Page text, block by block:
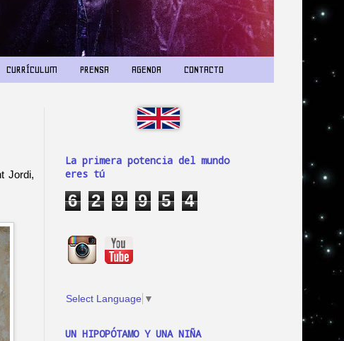
CURRÍCULUM PRENSA AGENDA CONTACTO
Jordi,
La primera potencia del mundo
eres tú
6 2 9 9 5 4
Select Language ▼
UN HIPOPÓTAMO Y UNA NIÑA